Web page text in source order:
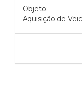
Objeto:
Aquisição de